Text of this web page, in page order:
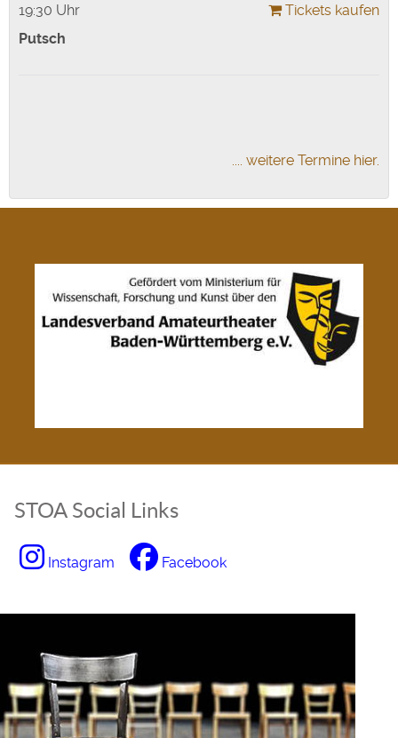
19:30 Uhr
Tickets kaufen
Putsch
.... weitere Termine hier.
STOA Social Links
Instagram Facebook